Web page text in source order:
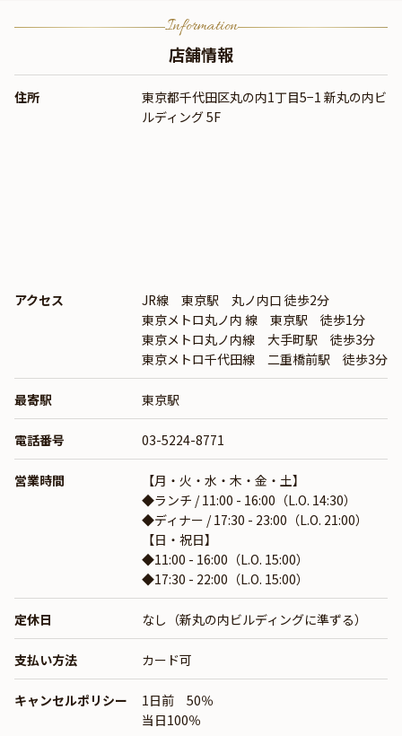
Information
店舗情報
住所
東京都千代田区丸の内1丁目5−1 新丸の内ビ
ルディング 5F
アクセス
JR線 東京駅 丸ノ内口 徒歩2分
東京メトロ丸ノ内 線 東京駅 徒歩1分
東京メトロ丸ノ内線 大手町駅 徒歩3分
東京メトロ千代田線 二重橋前駅 徒歩3分
最寄駅 東京駅
電話番号 03-5224-8771
営業時間
【月・火・水・木・金・土】
◆ランチ / 11:00 - 16:00（L.O. 14:30）
◆ディナー / 17:30 - 23:00（L.O. 21:00）
【日・祝日】
◆11:00 - 16:00（L.O. 15:00）
◆17:30 - 22:00（L.O. 15:00）
定休日 なし（新丸の内ビルディングに準ずる）
支払い方法 カード可
キャンセルポリシー
1日前 50％
当日100％